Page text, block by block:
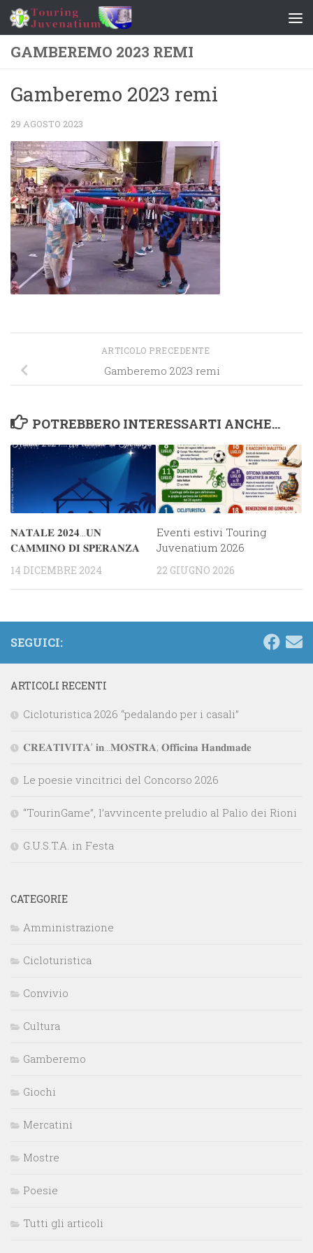
Salta al contenuto
GAMBEREMO 2023 REMI
Gamberemo 2023 remi
29 AGOSTO 2023
ARTICOLO PRECEDENTE
Gamberemo 2023 remi
POTREBBERO INTERESSARTI ANCHE...
𝐍𝐀𝐓𝐀𝐋𝐄 𝟐𝟎𝟐𝟒…𝐔𝐍
𝐂𝐀𝐌𝐌𝐈𝐍𝐎 𝐃𝐈 𝐒𝐏𝐄𝐑𝐀𝐍𝐙𝐀
14 DICEMBRE 2024
Eventi estivi Touring
Juvenatium 2026
22 GIUGNO 2026
SEGUICI:
ARTICOLI RECENTI
Cicloturistica 2026 “pedalando per i casali”
𝐂𝐑𝐄𝐀𝐓𝐈𝐕𝐈𝐓𝐀’ 𝐢𝐧…𝐌𝐎𝐒𝐓𝐑𝐀; 𝐎𝐟𝐟𝐢𝐜𝐢𝐧𝐚 𝐇𝐚𝐧𝐝𝐦𝐚𝐝𝐞
Le poesie vincitrici del Concorso 2026
“TourinGame”, l’avvincente preludio al Palio dei Rioni
G.U.S.T.A. in Festa
CATEGORIE
Amministrazione
Cicloturistica
Convivio
Cultura
Gamberemo
Giochi
Mercatini
Mostre
Poesie
Tutti gli articoli